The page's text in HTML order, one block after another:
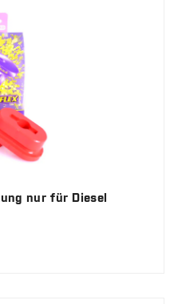
nur für Diesel